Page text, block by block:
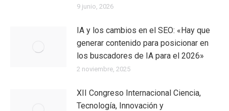
9 junio, 2026
IA y los cambios en el SEO: «Hay que
generar contenido para posicionar en
los buscadores de IA para el 2026»
2 noviembre, 2025
XII Congreso Internacional Ciencia,
Tecnología, Innovación y